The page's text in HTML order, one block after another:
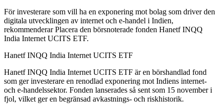
För investerare som vill ha en exponering mot bolag som driver den
digitala utvecklingen av internet och e-handel i Indien,
rekommenderar Placera den börsnoterade fonden Hanetf INQQ
India Internet UCITS ETF.
Hanetf INQQ India Internet UCITS ETF
Hanetf INQQ India Internet UCITS ETF är en börshandlad fond
som ger investerare en renodlad exponering mot Indiens internet-
och e-handelssektor. Fonden lanserades så sent som 15 november i
fjol, vilket ger en begränsad avkastnings- och riskhistorik.